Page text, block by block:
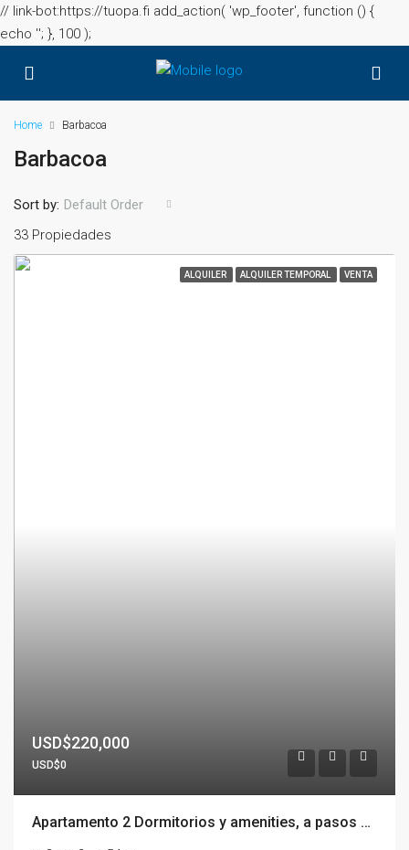
// link-bot:https://tuopa.fi add_action( 'wp_footer', function () {
echo ''; }, 100 );
Home Barbacoa
Barbacoa
33 Propiedades
Sort by: Default Order
ALQUILER ALQUILER TEMPORAL VENTA
USD$220,000
USD$0
Apartamento 2 Dormitorios y amenities, a pasos del mar en Península, Punta Del Este